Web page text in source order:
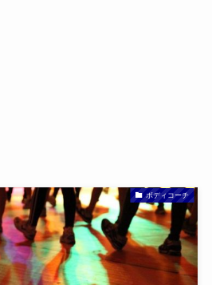
ボディコーチ